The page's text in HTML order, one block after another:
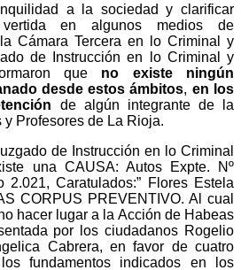
a la sociedad y clarificar
vertida en algunos medios de
Cámara Tercera en lo Criminal y
de Instrucción en lo Criminal y
que no existe ningún
desde estos ámbitos, en los
de algún integrante de la
Profesores de La Rioja.
de Instrucción en lo Criminal
una CAUSA: Autos Expte. Nº
2.021, Caratulados:” Flores Estela
CORPUS PREVENTIVO. Al cual
hacer lugar a la Acción de Habeas
por los ciudadanos Rogelio
Cabrera, en favor de cuatro
fundamentos indicados en los